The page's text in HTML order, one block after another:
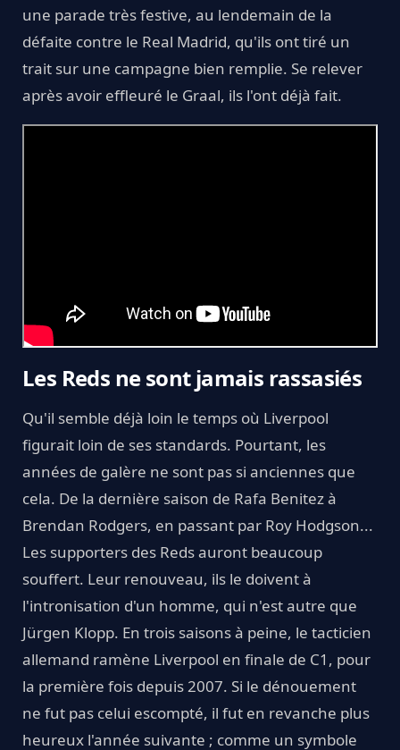
une parade très festive, au lendemain de la
défaite contre le Real Madrid, qu'ils ont tiré un
trait sur une campagne bien remplie. Se relever
après avoir effleuré le Graal, ils l'ont déjà fait.
Les Reds ne sont jamais rassasiés
Qu'il semble déjà loin le temps où Liverpool
figurait loin de ses standards. Pourtant, les
années de galère ne sont pas si anciennes que
cela. De la dernière saison de Rafa Benitez à
Brendan Rodgers, en passant par Roy Hodgson...
Les supporters des Reds auront beaucoup
souffert. Leur renouveau, ils le doivent à
l'intronisation d'un homme, qui n'est autre que
Jürgen Klopp. En trois saisons à peine, le tacticien
allemand ramène Liverpool en finale de C1, pour
la première fois depuis 2007. Si le dénouement
ne fut pas celui escompté, il fut en revanche plus
heureux l'année suivante ; comme un symbole